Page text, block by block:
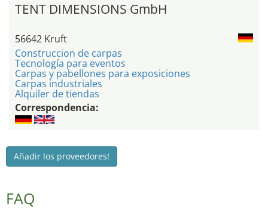
TENT DIMENSIONS GmbH
56642 Kruft
Construccion de carpas
Tecnología para eventos
Carpas y pabellones para exposiciones
Carpas industriales
Alquiler de tiendas
Correspondencia:
Añadir los proveedores!
FAQ